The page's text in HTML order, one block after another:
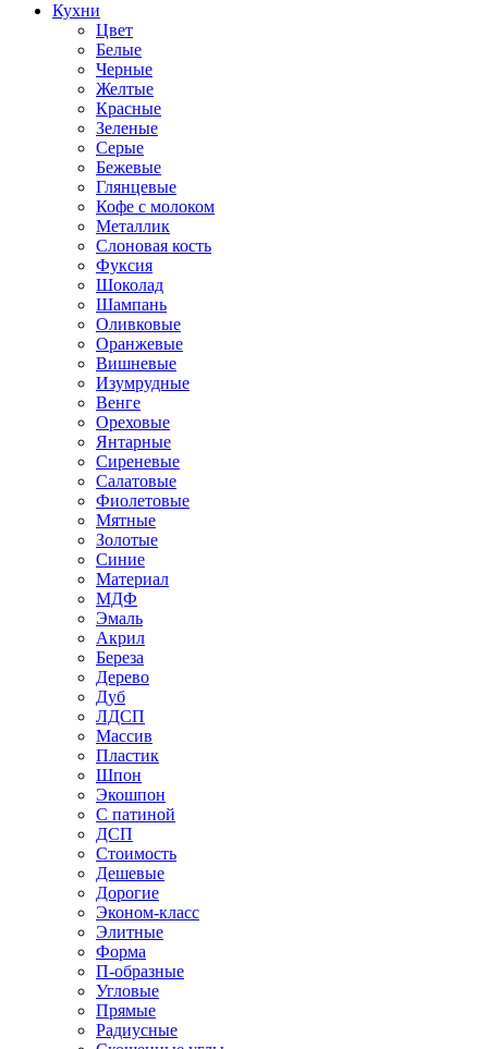
Кухни
Цвет
Белые
Черные
Желтые
Красные
Зеленые
Серые
Бежевые
Глянцевые
Кофе с молоком
Металлик
Слоновая кость
Фуксия
Шоколад
Шампань
Оливковые
Оранжевые
Вишневые
Изумрудные
Венге
Ореховые
Янтарные
Сиреневые
Салатовые
Фиолетовые
Мятные
Золотые
Синие
Материал
МДФ
Эмаль
Акрил
Береза
Дерево
Дуб
ЛДСП
Массив
Пластик
Шпон
Экошпон
С патиной
ДСП
Стоимость
Дешевые
Дорогие
Эконом-класс
Элитные
Форма
П-образные
Угловые
Прямые
Радиусные